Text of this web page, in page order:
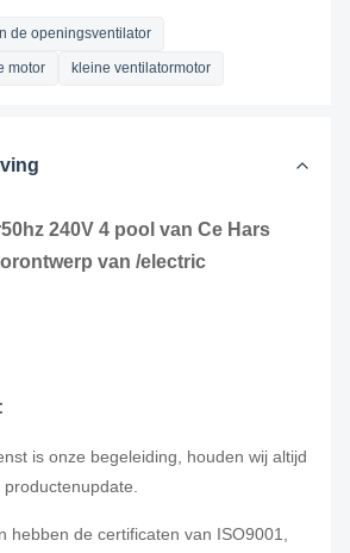
de openingsventilator
motor kleine ventilatormotor
240V 4 pool van Ce Hars
van /electric
is onze begeleiding, houden wij altijd
hebben de certificaten van ISO9001,